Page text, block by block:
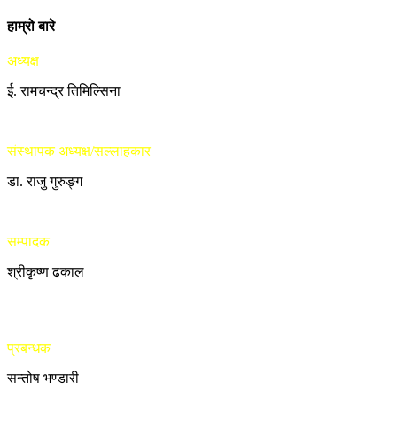
हाम्रो बारे
अध्यक्ष
ई. रामचन्द्र तिमिल्सिना
संस्थापक अध्यक्ष/सल्लाहकार
डा. राजु गुरुङ्ग
सम्पादक
श्रीकृष्ण ढकाल
प्रबन्धक
सन्तोष भण्डारी